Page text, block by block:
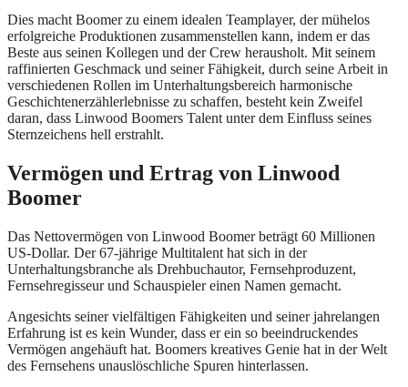
Dies macht Boomer zu einem idealen Teamplayer, der mühelos
erfolgreiche Produktionen zusammenstellen kann, indem er das
Beste aus seinen Kollegen und der Crew herausholt. Mit seinem
raffinierten Geschmack und seiner Fähigkeit, durch seine Arbeit in
verschiedenen Rollen im Unterhaltungsbereich harmonische
Geschichtenerzählerlebnisse zu schaffen, besteht kein Zweifel
daran, dass Linwood Boomers Talent unter dem Einfluss seines
Sternzeichens hell erstrahlt.
Vermögen und Ertrag von Linwood
Boomer
Das Nettovermögen von Linwood Boomer beträgt 60 Millionen
US-Dollar. Der 67-jährige Multitalent hat sich in der
Unterhaltungsbranche als Drehbuchautor, Fernsehproduzent,
Fernsehregisseur und Schauspieler einen Namen gemacht.
Angesichts seiner vielfältigen Fähigkeiten und seiner jahrelangen
Erfahrung ist es kein Wunder, dass er ein so beeindruckendes
Vermögen angehäuft hat. Boomers kreatives Genie hat in der Welt
des Fernsehens unauslöschliche Spuren hinterlassen.